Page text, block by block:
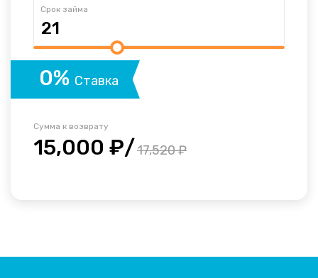
Срок займа
0% Ставка
Сумма к возврату
15,000 ₽/17,520 ₽